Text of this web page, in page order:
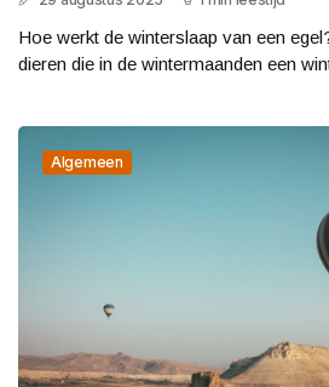
Hoe werkt de winterslaap van een
dieren die in de wintermaanden een
Algemeen